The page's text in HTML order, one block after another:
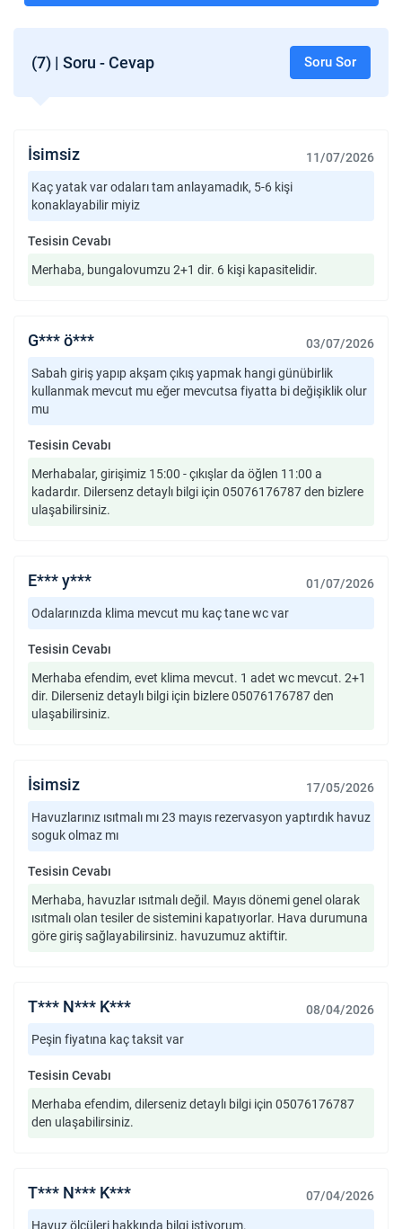
(7) | Soru - Cevap Soru Sor
İsimsiz 11/07/2026
Kaç yatak var odaları tam anlayamadık, 5-6 kişi
konaklayabilir miyiz
Tesisin Cevabı
Merhaba, bungalovumzu 2+1 dir. 6 kişi kapasitelidir.
G*** ö*** 03/07/2026
Sabah giriş yapıp akşam çıkış yapmak hangi günübirlik
kullanmak mevcut mu eğer mevcutsa fiyatta bi değişiklik olur
mu
Tesisin Cevabı
Merhabalar, girişimiz 15:00 - çıkışlar da öğlen 11:00 a
kadardır. Dilersenz detaylı bilgi için 05076176787 den bizlere
ulaşabilirsiniz.
E*** y*** 01/07/2026
Odalarınızda klima mevcut mu kaç tane wc var
Tesisin Cevabı
Merhaba efendim, evet klima mevcut. 1 adet wc mevcut. 2+1
dir. Dilerseniz detaylı bilgi için bizlere 05076176787 den
ulaşabilirsiniz.
İsimsiz 17/05/2026
Havuzlarınız ısıtmalı mı 23 mayıs rezervasyon yaptırdık havuz
soguk olmaz mı
Tesisin Cevabı
Merhaba, havuzlar ısıtmalı değil. Mayıs dönemi genel olarak
ısıtmalı olan tesiler de sistemini kapatıyorlar. Hava durumuna
göre giriş sağlayabilirsiniz. havuzumuz aktiftir.
T*** N*** K*** 08/04/2026
Peşin fiyatına kaç taksit var
Tesisin Cevabı
Merhaba efendim, dilerseniz detaylı bilgi için 05076176787
den ulaşabilirsiniz.
T*** N*** K*** 07/04/2026
Havuz ölçüleri hakkında bilgi istiyorum.